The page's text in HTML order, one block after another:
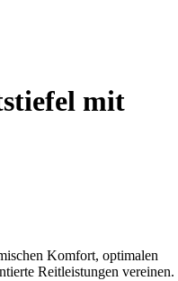
mit
Komfort, optimalen
Reitleistungen vereinen.